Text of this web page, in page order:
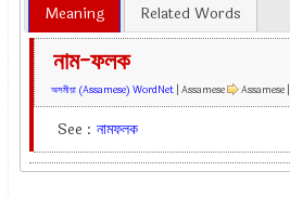
Meaning Related Words
নাম-ফলক
অসমীয়া (Assamese) WordNet | Assamese Assamese |
See : নামফলক